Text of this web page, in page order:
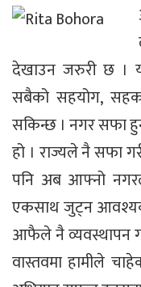
देखाउन जरुरी छ ।
सबैको सहयोग,
सकिन्छ । नगर सफा
हो । राज्यले नै सफा
पनि अब आफ्नो
एकसाथ जुट्न
आफैले नै व्यवस्थापन
वास्तवमा हामीले